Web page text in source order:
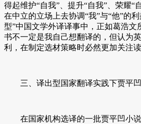
得起维护“自我”、提升“自我”、荣耀
在中立的立场上去协调“我”与“他”的
型”中国文学外译译事中，正如葛浩文
书不一定是我自己想翻译的，但认为
利，在制定选材策略时必然更加关注
三、译出型国家翻译实践下贾平凹
在国家机构选译的一批贾平凹小说